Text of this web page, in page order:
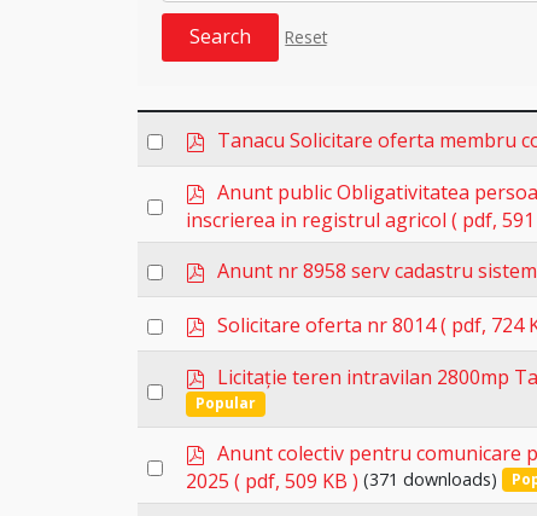
Search Reset
Select
an
item
pTanacu Solicitare oferta membru
Select
an
item
p
d
f
Anunt public Obligativitatea
inscrierea in registrul agricol ( pdf,
Select
an
item
pAnunt nr 8958 serv cadastru
Select
an
item
p
d
Solicitare oferta nr 8014( pdf, 724
Select
p
d
f
Licitație teren intravilan 2800mp
Popular
Select
an
p
d
f
Anunt colectiv pentru comunicare
2025 ( pdf, 509 KB ) (371 downloads)